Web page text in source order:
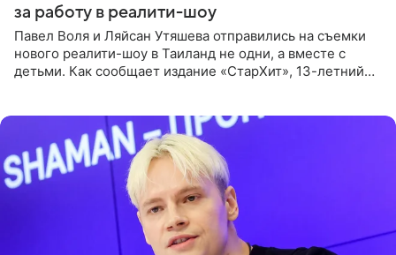
за работу в реалити-шоу
Павел Воля и Ляйсан Утяшева отправились на съемки
нового реалити-шоу в Таиланд не одни, а вместе с
детьми. Как сообщает издание «СтарХит», 13-летний